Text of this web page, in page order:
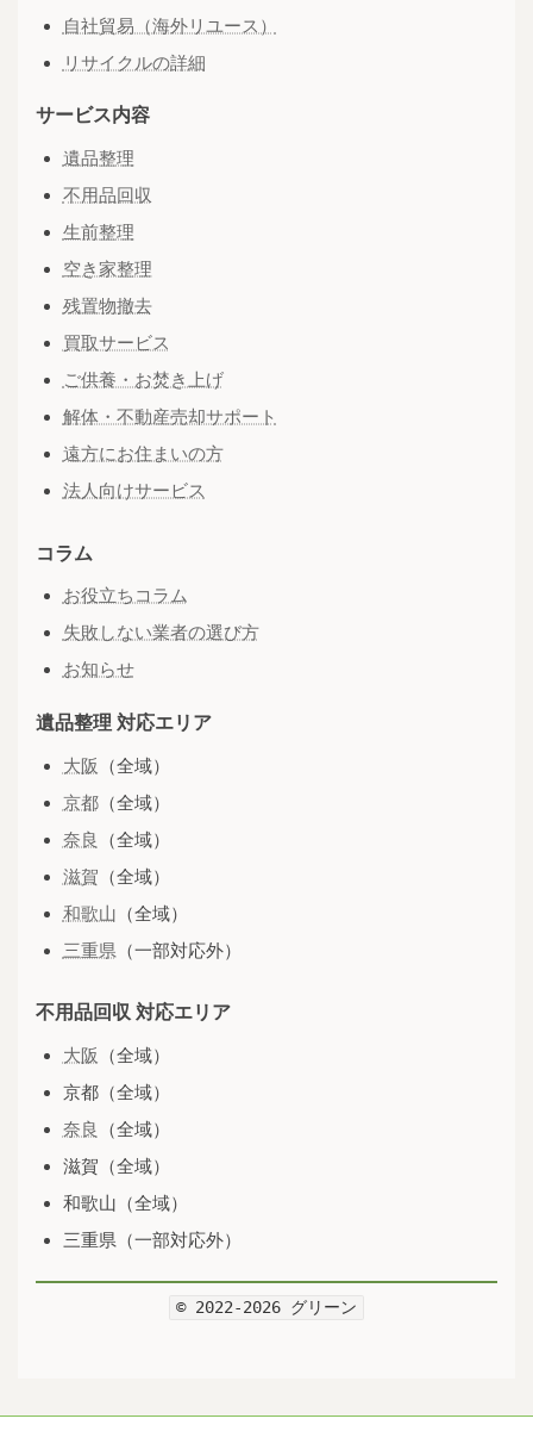
自社貿易（海外リユース）
リサイクルの詳細
サービス内容
遺品整理
不用品回収
生前整理
空き家整理
残置物撤去
買取サービス
ご供養・お焚き上げ
解体・不動産売却サポート
遠方にお住まいの方
法人向けサービス
コラム
お役立ちコラム
失敗しない業者の選び方
お知らせ
遺品整理 対応エリア
大阪 （全域）
京都（全域）
奈良 （全域）
滋賀 （全域）
和歌山 （全域）
三重県 （一部対応外）
不用品回収 対応エリア
大阪 （全域）
京都（全域）
奈良 （全域）
滋賀（全域）
和歌山（全域）
三重県（一部対応外）
© 2022-2026 グリーン